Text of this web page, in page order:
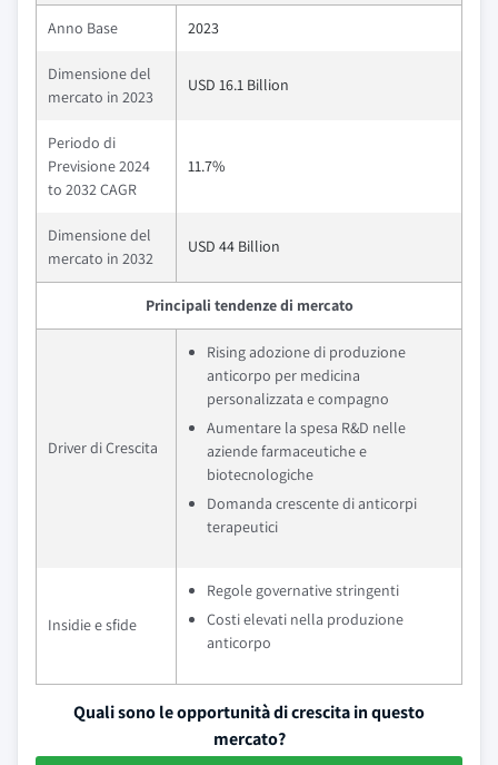
Anno Base 2023
Dimensione del
mercato in 2023
USD 16.1 Billion
Periodo di
Previsione 2024
to 2032 CAGR
11.7%
Dimensione del
mercato in 2032
USD 44 Billion
Principali tendenze di mercato
Driver di Crescita
Rising adozione di produzione
anticorpo per medicina
personalizzata e compagno
Aumentare la spesa R&D nelle
aziende farmaceutiche e
biotecnologiche
Domanda crescente di anticorpi
terapeutici
Insidie e sfide
Regole governative stringenti
Costi elevati nella produzione
anticorpo
Quali sono le opportunità di crescita in questo
mercato?